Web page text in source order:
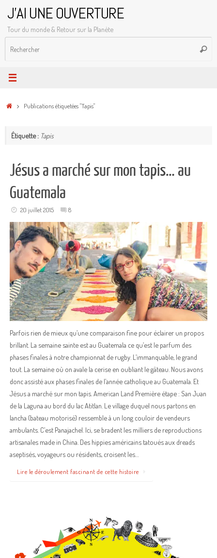
contenu
J'AI UNE OUVERTURE
Tour du monde & Retour sur la Planète
AccueilPublications étiquetées "Tapis"
Étiquette : Tapis
Jésus a marché sur mon tapis… au
Guatemala
20 juillet 2015 8
Parfois rien de mieux qu’une comparaison fine pour éclairer un propos
brillant. La semaine sainte est au Guatemala ce qu’est le parfum des
phases finales à notre championnat de rugby. L’immanquable, le grand
tout. La semaine où on avale la cerise en oubliant le gâteau. Nous avons
donc assisté aux phases finales de l’année catholique au Guatemala. Et
Jésus a marché sur mon tapis. American Land Première étape : San Juan
de la Laguna au bord du lac Atitlan. Le village duquel nous partons en
lancha (bateau motorisé) ressemble à un long couloir de vendeurs
ambulants. C’est Panajachel. Ici, se bradent les milliers de reproductions
artisanales made in China. Des hippies américains tatoués aux dreads
aseptisés, voyageurs ou résidents, croisent les…
Lire le déroulement fascinant de cette histoire